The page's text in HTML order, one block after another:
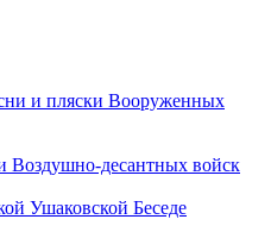
и пляски Вооруженных
Воздушно-десантных войск
Ушаковской Беседе